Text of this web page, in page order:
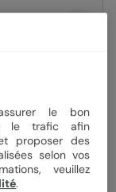
1 carte
le bon
le trafic afin
proposer des
selon vos
veuillez
.